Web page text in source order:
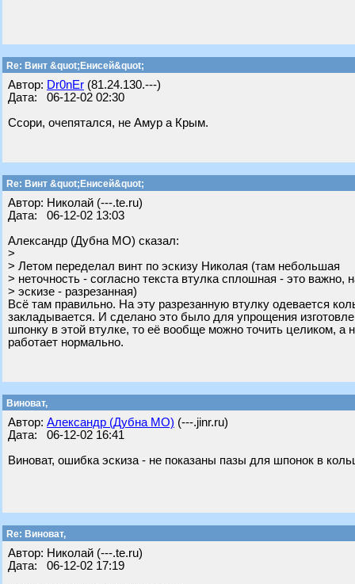
Re: Винт &quot;Енисей&quot;
Автор: Dr0nEr (81.24.130.---)
Дата: 06-12-02 02:30
Ссори, очепятался, не Амур а Крым.
Re: Винт &quot;Енисей&quot;
Автор: Николай (---.te.ru)
Дата: 06-12-02 13:03
Александр (Дубна МО) сказал:
>
> Летом переделал винт по эскизу Николая (там небольшая
> неточность - согласно текста втулка сплошная - это важно,
> эскизе - разрезанная)
Всё там правильно. На эту разрезанную втулку одевается
закладывается. И сделано это было для упрощения
шпонку в этой втулке, то её вообще можно точить целиком, а
работает нормально.
Виноват,
Автор: Александр (Дубна МО) (---.jinr.ru)
Дата: 06-12-02 16:41
Виноват, ошибка эскиза - не показаны пазы для шпонок в
Re: Виноват,
Автор: Николай (---.te.ru)
Дата: 06-12-02 17:19